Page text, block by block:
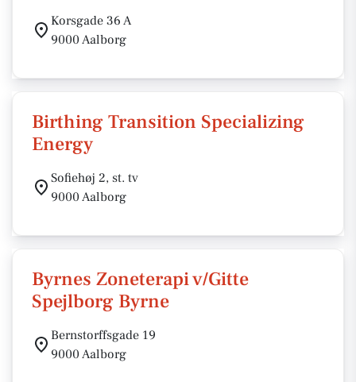
Korsgade 36 A
9000 Aalborg
Birthing Transition Specializing
Energy
Sofiehøj 2, st. tv
9000 Aalborg
Byrnes Zoneterapi v/Gitte
Spejlborg Byrne
Bernstorffsgade 19
9000 Aalborg